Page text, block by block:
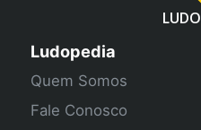
LUDO
Ludopedia
Quem Somos
Fale Conosco